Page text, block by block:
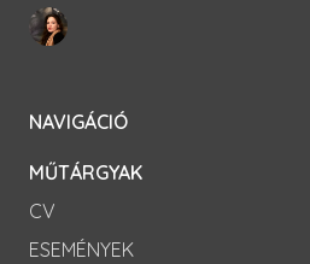
NAVIGÁCIÓ
MŰTÁRGYAK
CV
ESEMÉNYEK